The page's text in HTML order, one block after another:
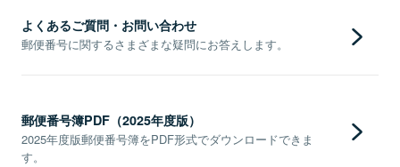
よくあるご質問・お問い合わせ
郵便番号に関するさまざまな疑問にお答えします。
郵便番号簿PDF（2025年度版）
2025年度版郵便番号簿をPDF形式でダウンロードできま
す。